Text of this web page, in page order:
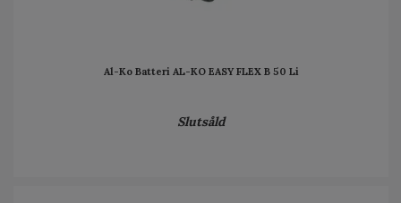
Al-Ko Batteri AL-KO EASY FLEX B 50 Li
Slutsåld